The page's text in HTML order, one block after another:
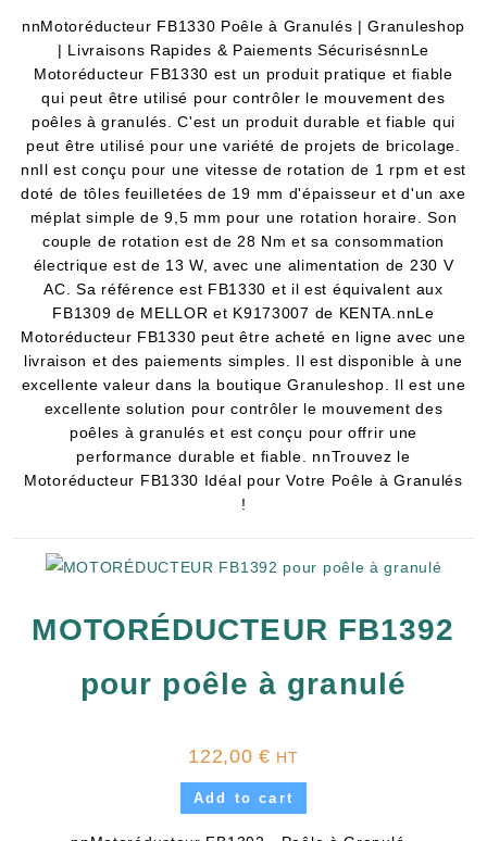
nnMotoréducteur FB1330 Poêle à Granulés | Granuleshop
| Livraisons Rapides & Paiements SécurisésnnLe
Motoréducteur FB1330 est un produit pratique et fiable
qui peut être utilisé pour contrôler le mouvement des
poêles à granulés. C'est un produit durable et fiable qui
peut être utilisé pour une variété de projets de bricolage.
nnIl est conçu pour une vitesse de rotation de 1 rpm et est
doté de tôles feuilletées de 19 mm d'épaisseur et d'un axe
méplat simple de 9,5 mm pour une rotation horaire. Son
couple de rotation est de 28 Nm et sa consommation
électrique est de 13 W, avec une alimentation de 230 V
AC. Sa référence est FB1330 et il est équivalent aux
FB1309 de MELLOR et K9173007 de KENTA.nnLe
Motoréducteur FB1330 peut être acheté en ligne avec une
livraison et des paiements simples. Il est disponible à une
excellente valeur dans la boutique Granuleshop. Il est une
excellente solution pour contrôler le mouvement des
poêles à granulés et est conçu pour offrir une
performance durable et fiable. nnTrouvez le
Motoréducteur FB1330 Idéal pour Votre Poêle à Granulés
!
MOTORÉDUCTEUR FB1392
pour poêle à granulé
122,00€ HT
Add to cart